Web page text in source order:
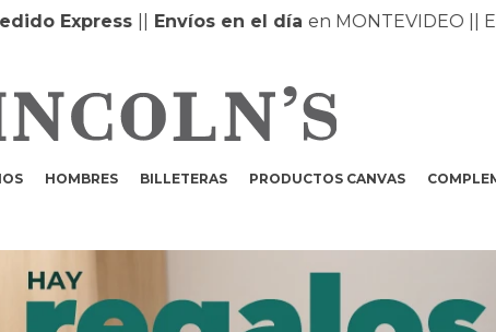
Express||Envíos en el díaen MONTEVIDEO ||
HOMBRES BILLETERAS PRODUCTOS CANVAS